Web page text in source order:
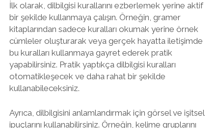
İlk olarak, dilbilgisi kurallarını ezberlemek yerine aktif
bir şekilde kullanmaya çalışın. Örneğin, gramer
kitaplarından sadece kuralları okumak yerine örnek
cümleler oluşturarak veya gerçek hayatta iletişimde
bu kuralları kullanmaya gayret ederek pratik
yapabilirsiniz. Pratik yaptıkça dilbilgisi kuralları
otomatikleşecek ve daha rahat bir şekilde
kullanabileceksiniz.
Ayrıca, dilbilgisini anlamlandırmak için görsel ve işitsel
ipuçlarını kullanabilirsiniz. Örneğin, kelime gruplarını